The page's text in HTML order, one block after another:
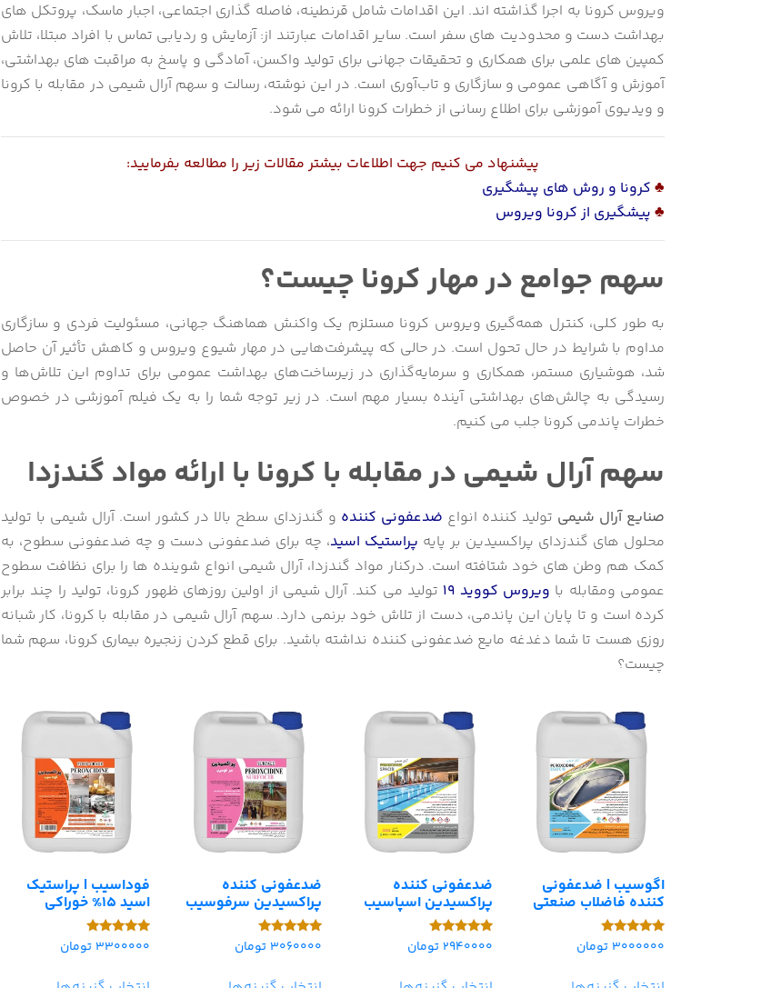
ویروس کرونا به اجرا گذاشته اند. این اقدامات شامل قرنطینه، فاصله گذاری اجتماعی، اجبار ماسک، پروتکل های
بهداشت دست و محدودیت های سفر است. سایر اقدامات عبارتند از: آزمایش و ردیابی تماس با افراد مبتلا، تلاش
کمپین های علمی برای همکاری و تحقیقات جهانی برای تولید واکسن، آمادگی و پاسخ به مراقبت های بهداشتی،
آموزش و آگاهی عمومی و سازگاری و تاب‌آوری است. در این نوشته، رسالت و سهم آرال شیمی در مقابله با کرونا
و ویدیوی آموزشی برای اطلاع رسانی از خطرات کرونا ارائه می شود.
پیشنهاد می کنیم جهت اطلاعات بیشتر مقالات زیر را مطالعه بفرمایید:
♣ کرونا و روش های پیشگیری
♣ پیشگیری از کرونا ویروس
سهم جوامع در مهار کرونا چیست؟
به طور کلی، کنترل همه‌گیری ویروس کرونا مستلزم یک واکنش هماهنگ جهانی، مسئولیت فردی و سازگاری
مداوم با شرایط در حال تحول است. در حالی که پیشرفت‌هایی در مهار شیوع ویروس و کاهش تأثیر آن حاصل
شد، هوشیاری مستمر، همکاری و سرمایه‌گذاری در زیرساخت‌های بهداشت عمومی برای تداوم این تلاش‌ها و
رسیدگی به چالش‌های بهداشتی آینده بسیار مهم است. در زیر توجه شما را به یک فیلم آموزشی در خصوص
خطرات پاندمی کرونا جلب می کنیم.
سهم آرال شیمی در مقابله با کرونا با ارائه مواد گندزدا
صنایع آرال شیمی تولید کننده انواع ضدعفونی کننده و گندزدای سطح بالا در کشور است. آرال شیمی با تولید
محلول های گندزدای پراکسیدین بر پایه پراستیک اسید، چه برای ضدعفونی دست و چه ضدعفونی سطوح، به
کمک هم وطن های خود شتافته است. درکنار مواد گندزدا، آرال شیمی انواع شوینده ها را برای نظافت سطوح
عمومی ومقابله با ویروس کووید 19
تولید می کند. آرال شیمی از اولین روزهای ظهور کرونا، تولید را چند برابر
کرده است و تا پایان این پاندمی، دست از تلاش خود برنمی دارد. سهم آرال شیمی در مقابله با کرونا، کار شبانه
روزی هست تا شما دغدغه مایع ضدعفونی کننده نداشته باشید. برای قطع کردن زنجیره بیماری کرونا، سهم شما
چیست؟
اگوسیب | ضدعفونی
کننده فاضلاب صنعتی
امتیاز
3000000 تومان
ضدعفونی کننده
پراکسیدین اسپاسیب
امتیاز
2940000 تومان
ضدعفونی کننده
پراکسیدین سرفوسیب
امتیاز
3060000 تومان
فوداسیب | پراستیک
اسید 15% خوراکی
امتیاز
3300000 تومان